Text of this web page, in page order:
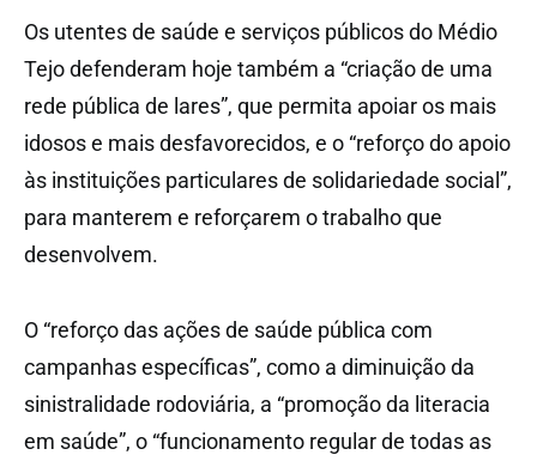
Os utentes de saúde e serviços públicos do Médio
Tejo defenderam hoje também a “criação de uma
rede pública de lares”, que permita apoiar os mais
idosos e mais desfavorecidos, e o “reforço do apoio
às instituições particulares de solidariedade social”,
para manterem e reforçarem o trabalho que
desenvolvem.
O “reforço das ações de saúde pública com
campanhas específicas”, como a diminuição da
sinistralidade rodoviária, a “promoção da literacia
em saúde”, o “funcionamento regular de todas as